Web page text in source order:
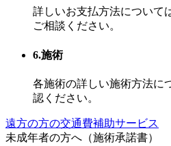
詳しいお支払方法について
ご相談ください。
6.施術
各施術の詳しい施術方法に
認ください。
遠方の方の交通費補助サービス
未成年者の方へ（施術承諾書）